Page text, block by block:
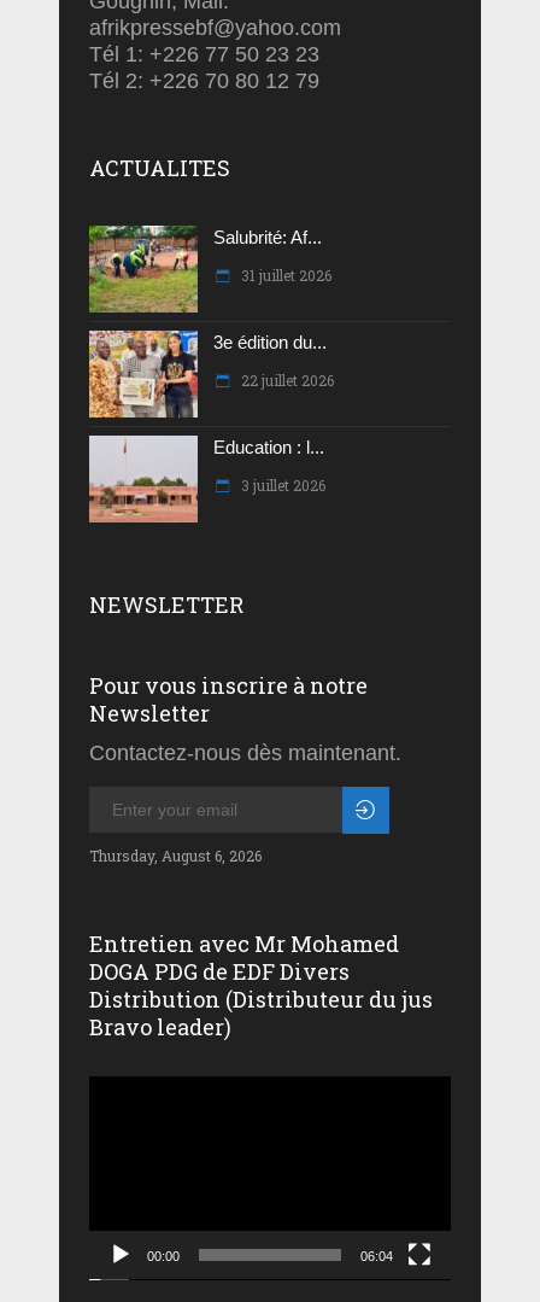
afrikpressebf@yahoo.com
Tél 1: +226 77 50 23 23
Tél 2: +226 70 80 12 79
ACTUALITES
Salubrité: Af...
31 juillet 2026
3e édition du...
22 juillet 2026
Education : l...
3 juillet 2026
NEWSLETTER
Pour vous inscrire à notre
Newsletter
Contactez-nous dès maintenant.
Thursday, August 6, 2026
Entretien avec Mr Mohamed
DOGA PDG de EDF Divers
Distribution (Distributeur du jus
Bravo leader)
00:00 06:04